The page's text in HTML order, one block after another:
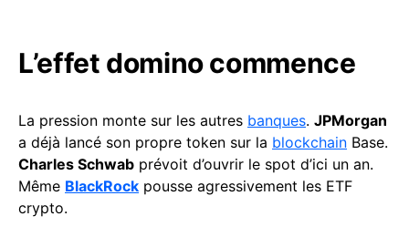
L’effet domino commence
La pression monte sur les autres banques. JPMorgan
a déjà lancé son propre token sur la blockchain Base.
Charles Schwab prévoit d’ouvrir le spot d’ici un an.
Même BlackRock pousse agressivement les ETF
crypto.